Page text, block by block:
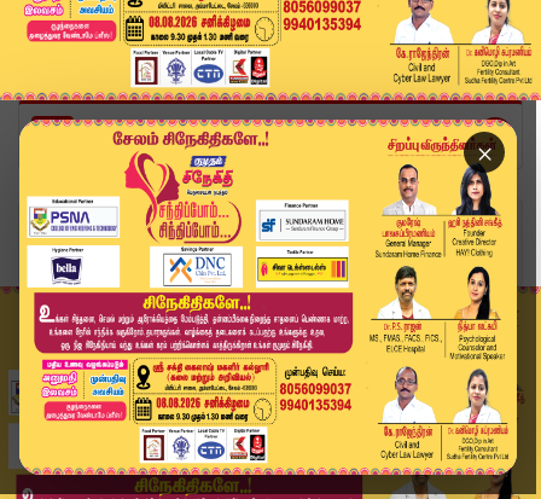
×
Home
வீடியோ ஸ்டோரி
மனநல காப்பகத்தில் பெண் மர்ம மரணம் | Chennai | A...